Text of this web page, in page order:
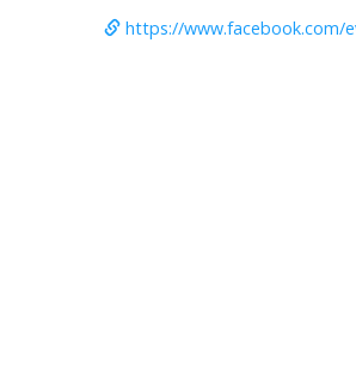
https://www.facebook.com/